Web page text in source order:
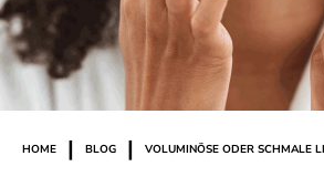
HOME | BLOG | VOLUMINÖSE ODER SCHMALE